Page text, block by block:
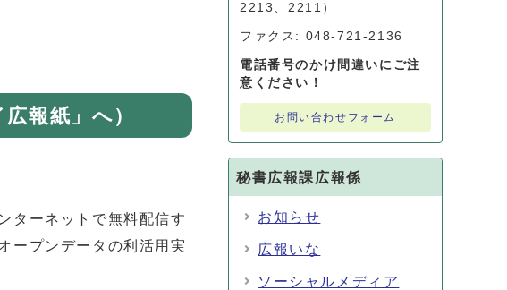
報紙」へ）
ターネットで無料配信す
ープンデータの利活用実
2213、2211）
ファクス: 048-721-2136
電話番号のかけ間違いにご注
意ください！
お問い合わせフォーム
秘書広報課広報係
お知らせ
広報いな
ソーシャルメディア